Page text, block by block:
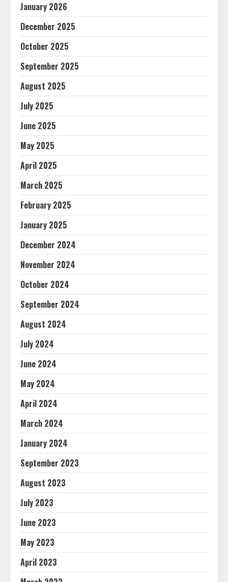
January 2026
December 2025
October 2025
September 2025
August 2025
July 2025
June 2025
May 2025
April 2025
March 2025
February 2025
January 2025
December 2024
November 2024
October 2024
September 2024
August 2024
July 2024
June 2024
May 2024
April 2024
March 2024
January 2024
September 2023
August 2023
July 2023
June 2023
May 2023
April 2023